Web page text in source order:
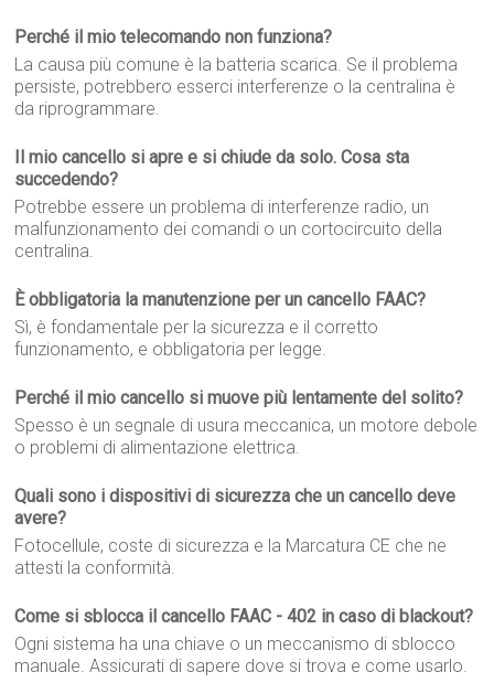
Perché il mio telecomando non funziona?
La causa più comune è la batteria scarica. Se il problema
persiste, potrebbero esserci interferenze o la centralina è
da riprogrammare.
Il mio cancello si apre e si chiude da solo. Cosa sta
succedendo?
Potrebbe essere un problema di interferenze radio, un
malfunzionamento dei comandi o un cortocircuito della
centralina.
È obbligatoria la manutenzione per un cancello FAAC?
Sì, è fondamentale per la sicurezza e il corretto
funzionamento, e obbligatoria per legge.
Perché il mio cancello si muove più lentamente del solito?
Spesso è un segnale di usura meccanica, un motore debole
o problemi di alimentazione elettrica.
Quali sono i dispositivi di sicurezza che un cancello deve
avere?
Fotocellule, coste di sicurezza e la Marcatura CE che ne
attesti la conformità.
Come si sblocca il cancello FAAC - 402 in caso di blackout?
Ogni sistema ha una chiave o un meccanismo di sblocco
manuale. Assicurati di sapere dove si trova e come usarlo.